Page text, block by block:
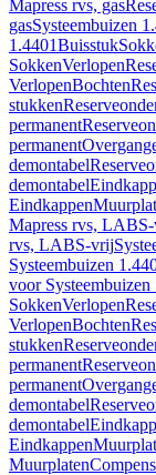
Mapress rvs, gas
gasSysteembuizen
1.4401Buisstuk
SokkenVerlopen
VerlopenBochten
stukken
permanent
permanent
demontabel
demontabel
Eindkappen
Mapress rvs,
rvs, LABS-vrij
Systeembuizen
voor Systeembuizen
SokkenVerlopen
VerlopenBochten
stukken
permanent
permanent
demontabel
demontabel
Eindkappen
Muurplaten